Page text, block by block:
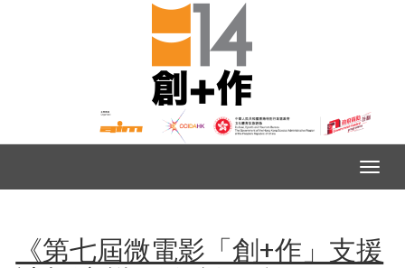
《第七屆微電影「創+作」支援